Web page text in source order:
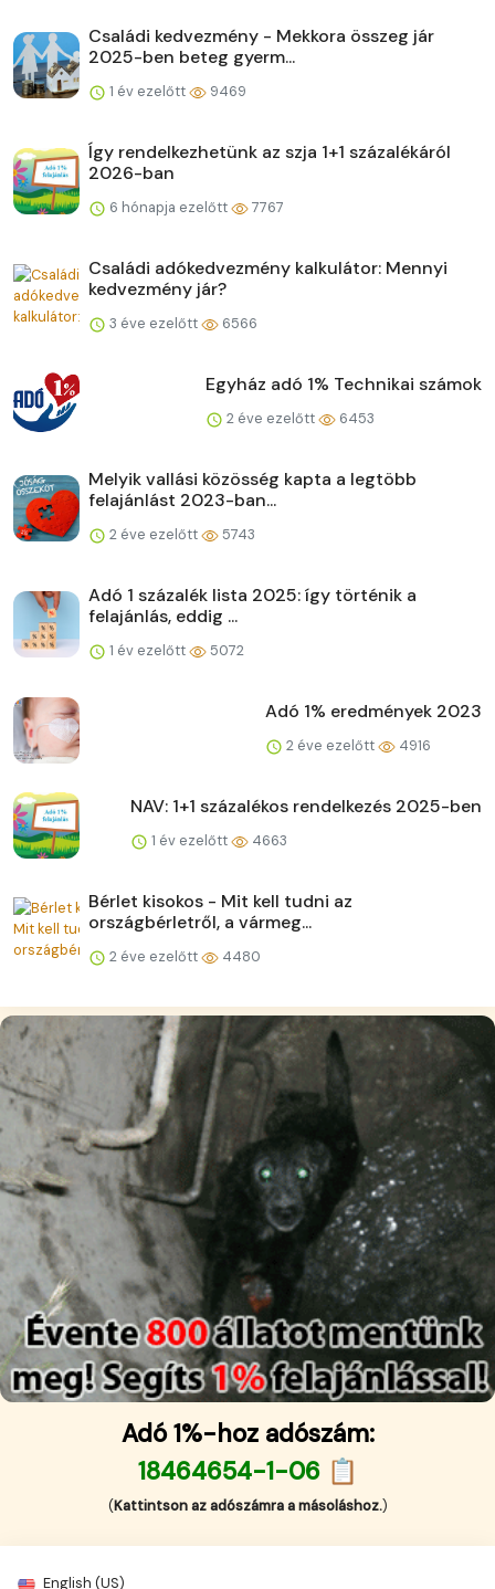
Családi kedvezmény - Mekkora összeg jár
2025-ben beteg gyerm...
1 év ezelőtt 9469
Így rendelkezhetünk az szja 1+1 százalékáról
2026-ban
6 hónapja ezelőtt 7767
Családi adókedvezmény kalkulátor: Mennyi
kedvezmény jár?
3 éve ezelőtt 6566
Egyház adó 1% Technikai számok
2 éve ezelőtt 6453
Melyik vallási közösség kapta a legtöbb
felajánlást 2023-ban...
2 éve ezelőtt 5743
Adó 1 százalék lista 2025: így történik a
felajánlás, eddig ...
1 év ezelőtt 5072
Adó 1% eredmények 2023
2 éve ezelőtt 4916
NAV: 1+1 százalékos rendelkezés 2025-ben
1 év ezelőtt 4663
Bérlet kisokos - Mit kell tudni az
országbérletről, a vármeg...
2 éve ezelőtt 4480
Adó 1%-hoz adószám:
18464654-1-06 📋
(Kattintson az adószámra a másoláshoz.)
English (US)